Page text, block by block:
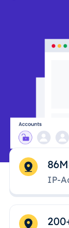
IP-